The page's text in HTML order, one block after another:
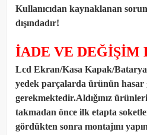
Kullanıcıdan kaynaklanan
dışındadır!
İADE VE DEĞİŞİM
Lcd Ekran/Kasa Kapak/
yedek parçalarda ürünün hasar
gerekmektedir.Aldığınız
takmadan önce ilk etapta
gördükten sonra montajını